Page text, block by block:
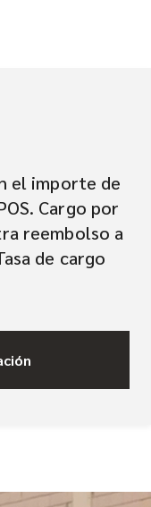
el importe de
Cargo por
reembolso a
de cargo